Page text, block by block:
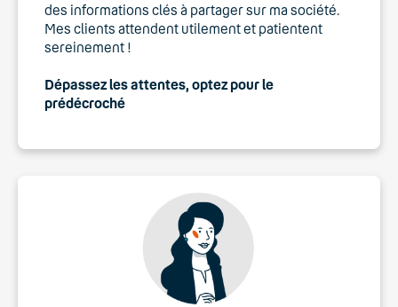
des informations clés à partager sur ma société.
Mes clients attendent utilement et patientent
sereinement !
Dépassez les attentes, optez pour le
prédécroché